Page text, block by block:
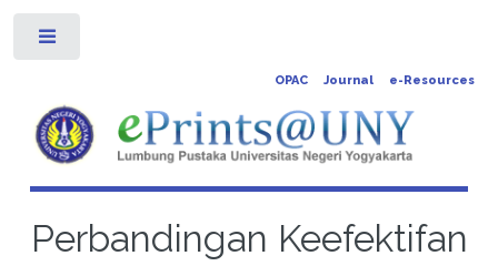
OPAC Journal e-Resources
Perbandingan Keefektifan